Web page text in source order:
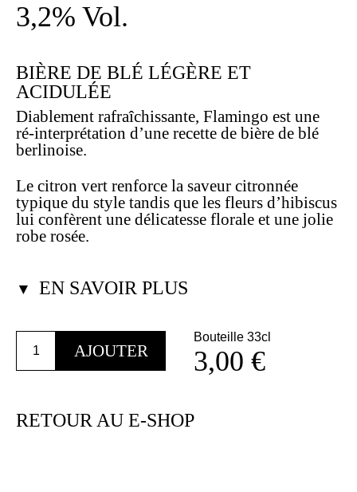
3,2% Vol.
BIÈRE DE BLÉ LÉGÈRE ET
ACIDULÉE
Diablement rafraîchissante, Flamingo est une
ré-interprétation d’une recette de bière de blé
berlinoise.
Le citron vert renforce la saveur citronnée
typique du style tandis que les fleurs d’hibiscus
lui confèrent une délicatesse florale et une jolie
robe rosée.
▼ EN SAVOIR PLUS
quantité
de
AJOUTER
Bouteille 33cl
3,00 €
RETOUR AU E-SHOP